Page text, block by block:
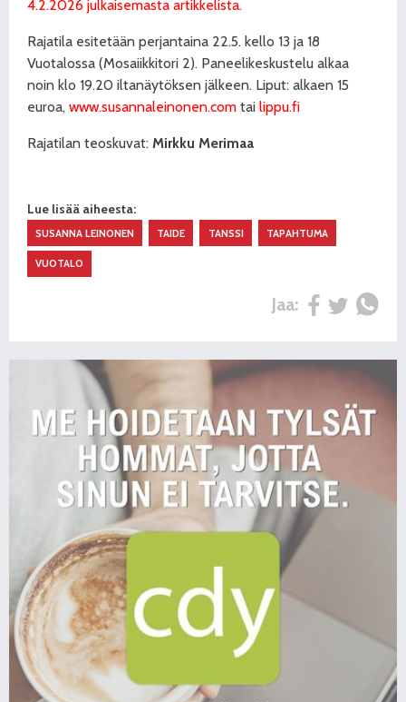
4.2.2026 julkaisemasta artikkelista.
Rajatila esitetään perjantaina 22.5. kello 13 ja 18
Vuotalossa (Mosaiikkitori 2). Paneelikeskustelu alkaa
noin klo 19.20 iltanäytöksen jälkeen. Liput: alkaen 15
euroa, www.susannaleinonen.com tai lippu.fi
Rajatilan teoskuvat: Mirkku Merimaa
Lue lisää aiheesta:
SUSANNA LEINONEN TAIDE TANSSI TAPAHTUMA
VUOTALO
Jaa: